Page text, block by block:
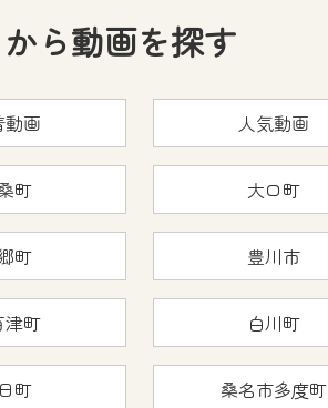
ら動画を探す
動画 人気動画
町 大口町
町 豊川市
津町 白川町
町 桑名市多度町